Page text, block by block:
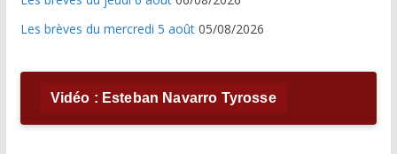
Les brèves du mercredi 5 août 05/08/2026
Vidéo : Esteban Navarro Tyrosse